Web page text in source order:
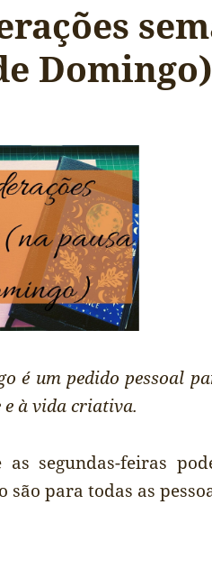
Domingo)
é um pedido pessoal
à vida criativa.
as segundas-feiras
são para todas as